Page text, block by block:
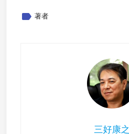
label 著者
三好康之